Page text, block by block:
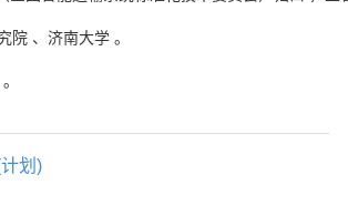
院 、 济南大学 。
。
划)